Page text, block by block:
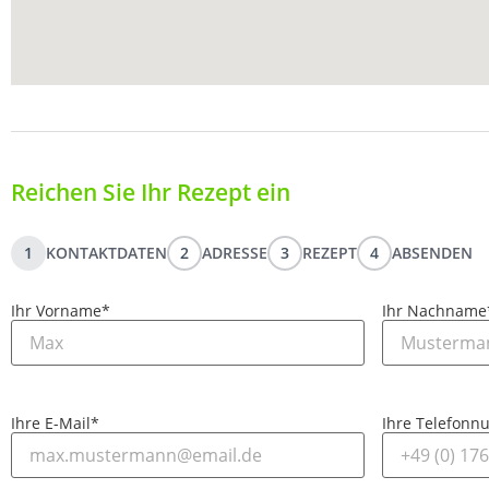
Reichen Sie Ihr Rezept ein
1 KONTAKTDATEN 2 ADRESSE 3 REZEPT 4 ABSENDEN
Ihr Vorname* Ihr Nachname
Ihre E-Mail* Ihre